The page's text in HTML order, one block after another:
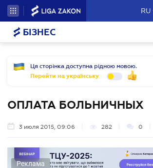
RU
БІЗНЕС
Ця сторінка доступна рідною мовою.
Перейти на українську
ОПЛАТА БОЛЬНИЧНЫХ
3 июля 2015, 09:06 282 0
Реклама